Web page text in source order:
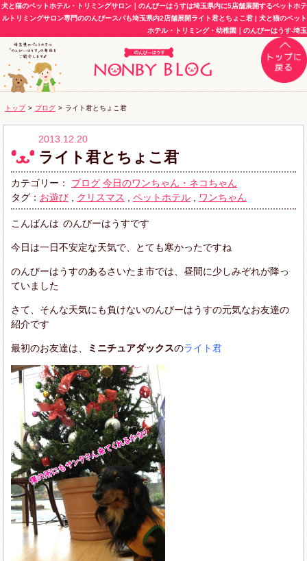
犬と猫のペットホテル・トリミングサロン｜のんびーはうすは埼玉県内に5店舗展開するペットホテ
ルトリミングサロン専門ののんびースパも埼玉県内2店舗展開ライト君とちょこ君 | 犬と猫のペット
ホテル・トリミング・幼稚園｜のんびーはうす-埼玉
トップ > ブログ > ライト君とちょこ君
2013.12.20
ライト君とちょこ君
カテゴリー： ブログ 今日のワンちゃん・ネコちゃん
タグ： お遊び クリスマス ペットホテル ワンちゃん
こんばんは のんびーはうすです
今日は一日不安定な天気で、とても寒かったですね
のんびーはうすのあるさいたま市では、昼間に少しみぞれが降っ
ていました
さて、そんな天気にも負けないのんびーはうすの元気なお友達の
紹介です
最初のお友達は、 ミニチュアダックスのライト君